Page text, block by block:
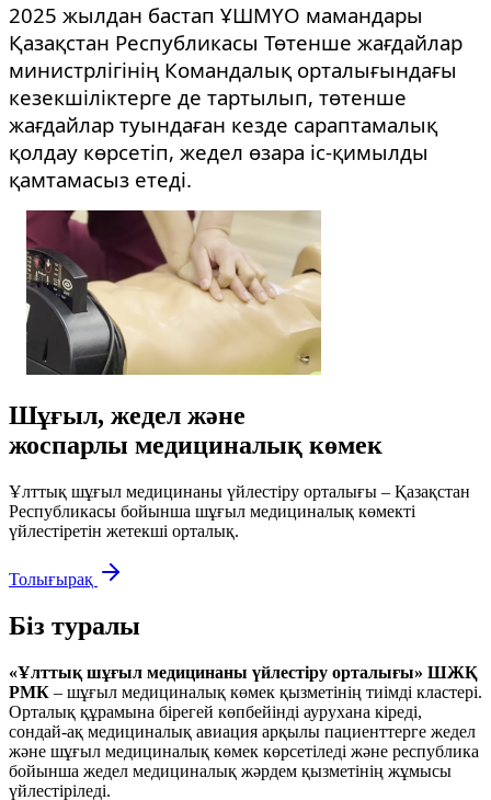
2025 жылдан бастап ҰШМҮО мамандары
Қазақстан Республикасы Төтенше жағдайлар
министрлігінің Командалық орталығындағы
кезекшіліктерге де тартылып, төтенше
жағдайлар туындаған кезде сараптамалық
қолдау көрсетіп, жедел өзара іс-қимылды
қамтамасыз етеді.
Шұғыл, жедел және
жоспарлы медициналық көмек
Ұлттық шұғыл медицинаны үйлестіру орталығы – Қазақстан
Республикасы бойынша шұғыл медициналық көмекті
үйлестіретін жетекші орталық.
Толығырақ
Біз туралы
«Ұлттық шұғыл медицинаны үйлестіру орталығы» ШЖҚ
РМК – шұғыл медициналық көмек қызметінің тиімді кластері.
Орталық құрамына бірегей көпбейінді аурухана кіреді,
сондай-ақ медициналық авиация арқылы пациенттерге жедел
және шұғыл медициналық көмек көрсетіледі және республика
бойынша жедел медициналық жәрдем қызметінің жұмысы
үйлестіріледі.